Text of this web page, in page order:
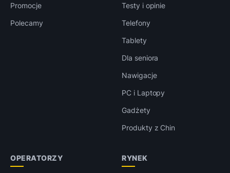
Promocje
Polecamy
Testy i opinie
Telefony
Tablety
Dla seniora
Nawigacje
PC i Laptopy
Gadżety
Produkty z Chin
OPERATORZY RYNEK